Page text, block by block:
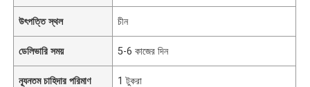
উৎপত্তি স্থল চীন
ডেলিভারি সময় 5-6 কাজের দিন
ন্যূনতম চাহিদার পরিমাণ 1 টুকরা